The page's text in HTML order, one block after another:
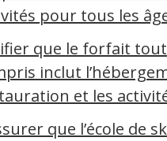
pour tous les
que le forfait tout
inclut
et les
que l’école de